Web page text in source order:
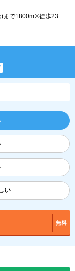
)まで1800m※徒歩23
い
無料